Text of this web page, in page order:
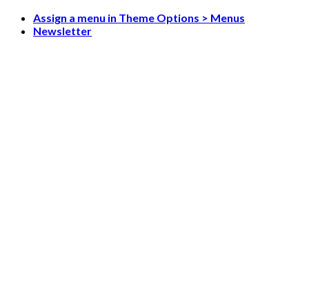
Skip
Assign a menu in Theme Options > Menus
Newsletter